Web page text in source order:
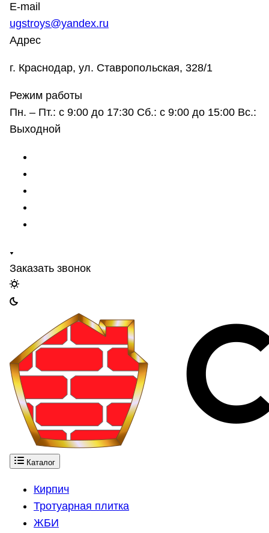
E-mail
ugstroys@yandex.ru
Адрес
г. Краснодар, ул. Ставропольская, 328/1
Режим работы
Пн. – Пт.: с 9:00 до 17:30 Сб.: с 9:00 до 15:00 Вс.:
Выходной
Заказать звонок
Каталог
Кирпич
Тротуарная плитка
ЖБИ